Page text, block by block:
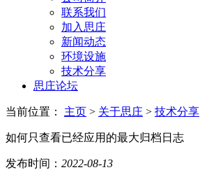
联系我们
加入思庄
新闻动态
环境设施
技术分享
思庄论坛
当前位置： 主页 > 关于思庄 > 技术分享
如何只查看已经应用的最大归档日志
发布时间： 2022-08-13